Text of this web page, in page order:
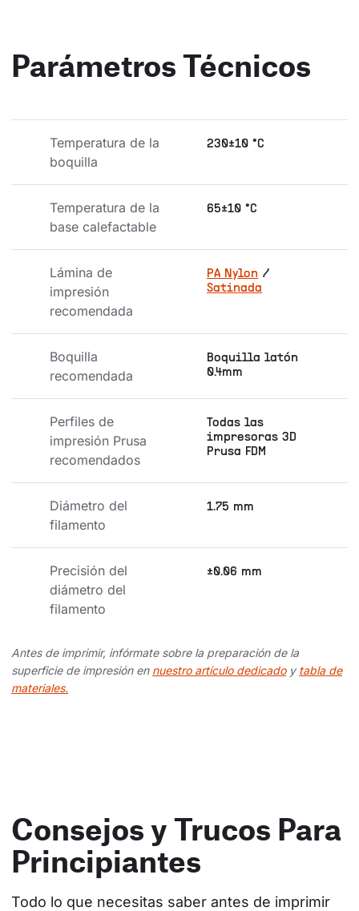
Parámetros Técnicos
Temperatura de la
boquilla
230±10 °C
Temperatura de la
base calefactable
65±10 °C
Lámina de
impresión
recomendada
PA Nylon /
Satinada
Boquilla
recomendada
Boquilla latón
0.4mm
Perfiles de
impresión Prusa
recomendados
Todas las
impresoras 3D
Prusa FDM
Diámetro del
filamento
1.75 mm
Precisión del
diámetro del
filamento
±0.06 mm
Antes de imprimir, infórmate sobre la preparación de la
superficie de impresión en nuestro artículo dedicadoy tabla de
materiales.
Consejos y Trucos Para
Principiantes
Todo lo que necesitas saber antes de imprimir